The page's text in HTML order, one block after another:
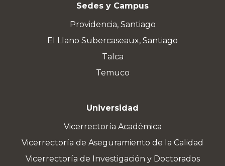
Sedes y Campus
Providencia, Santiago
El Llano Subercaseaux, Santiago
Talca
Temuco
Universidad
Vicerrectoría Académica
Vicerrectoría de Aseguramiento de la Calidad
Vicerrectoría de Investigación y Doctorados